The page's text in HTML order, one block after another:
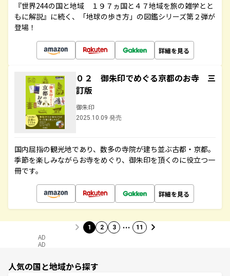
『世界244の国と地域 １９７ヵ国と４７地域を旅の雑学とと
もに解説』に続く、「地球の歩き方」の図鑑シリーズ第２弾が
登場！
詳細を見る
０２ 御朱印でめぐる京都のお寺 三
訂版
御朱印
2025.10.09 発売
国内屈指の観光地であり、数多の寺院が建ち並ぶ古都・京都。
季節を楽しみながらお寺をめぐり、御朱印を頂くのに役立つ一
冊です。
詳細を見る
1 2 3 … 11
AD
AD
人気の国と地域から探す